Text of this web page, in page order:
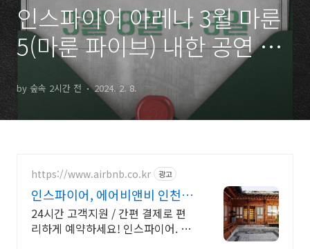
인스파이어 아레나 3월 마룬
5(마룬 파이브) 내한 공연 인
터파크 티켓 예매 정보
by 숲속 2시간 전 2024. 2. 8.
https://www.airbnb.co.kr 광고
인스파이어, 에어비앤비 인천 노
을뷰 숙소
24시간 고객지원 / 간편 결제로 편
리하게 예약하세요! 인스파이어. 혼